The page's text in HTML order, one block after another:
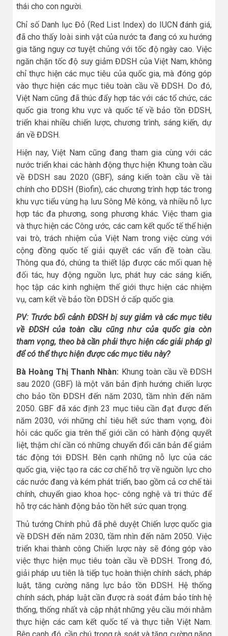
thái cho con người.
Chỉ số Danh lục Đỏ (Red List Index) do IUCN đánh giá,
đã cho thấy loài sinh vật của nước ta đang có xu hướng
gia tăng nguy cơ tuyệt chủng với tốc độ ngày cao. Việc
ngăn chặn tốc độ suy giảm ĐDSH của Việt Nam, không
chỉ thực hiện các mục tiêu của quốc gia, mà đóng góp
vào thực hiện các mục tiêu toàn cầu về ĐDSH. Do đó,
Việt Nam cũng đã thúc đẩy hợp tác với các tổ chức, các
quốc gia trong khu vực và quốc tế về bảo tồn ĐDSH,
triển khai nhiều chiến lược, chương trình, sáng kiến, dự
án về ĐDSH.
Hiện nay, Việt Nam cũng đang tham gia cùng với các
nước triển khai các hành động thực hiện Khung toàn cầu
về ĐDSH sau 2020 (GBF), sáng kiến toàn cầu về tài
chính cho ĐDSH (Biofin), các chương trình hợp tác trong
khu vực tiểu vùng hạ lưu Sông Mê kông, và nhiều nỗ lực
hợp tác đa phương, song phương khác. Việc tham gia
và thực hiện các Công ước, các cam kết quốc tế thể hiện
vai trò, trách nhiệm của Việt Nam trong việc cùng với
cộng đồng quốc tế giải quyết các vấn đề toàn cầu.
Thông qua đó, chúng ta thiết lập được các mối quan hệ
đối tác, huy động nguồn lực, phát huy các sáng kiến,
học tập các kinh nghiệm thế giới thực hiện các nhiệm
vụ, cam kết về bảo tồn ĐDSH ở cấp quốc gia.
PV: Trước bối cảnh ĐDSH bị suy giảm và các mục tiêu
về ĐDSH của toàn cầu cũng như của quốc gia còn
tham vọng, theo bà cần phải thực hiện các giải pháp gì
để có thể thực hiện được các mục tiêu này?
Bà Hoàng Thị Thanh Nhàn: Khung toàn cầu về ĐDSH
sau 2020 (GBF) là một văn bản định hướng chiến lược
cho bảo tồn ĐDSH đến năm 2030, tầm nhìn đến năm
2050. GBF đã xác định 23 mục tiêu cần đạt được đến
năm 2030, với những chỉ tiêu hết sức tham vọng, đòi
hỏi các quốc gia trên thế giới cần có hành động quyết
liệt, thậm chí cần có những chuyển đổi căn bản để giảm
tác động tới ĐDSH. Bên cạnh những nỗ lực của các
quốc gia, việc tạo ra các cơ chế hỗ trợ về nguồn lực cho
các nước đang và kém phát triển, bao gồm cả cơ chế tài
chính, chuyển giao khoa học- công nghệ và tri thức để
hỗ trợ các hành động bảo tồn hết sức quan trọng.
Thủ tướng Chính phủ đã phê duyệt Chiến lược quốc gia
về ĐDSH đến năm 2030, tầm nhìn đến năm 2050. Việc
triển khai thành công Chiến lược này sẽ đóng góp vào
việc thực hiện mục tiêu toàn cầu về ĐDSH. Trong đó,
giải pháp ưu tiên là tiếp tục hoàn thiện chính sách, pháp
luật, tăng cường năng lực bảo tồn ĐDSH. Hệ thống
chính sách, pháp luật cần được rà soát đảm bảo tính hệ
thống, thống nhất và cập nhật những yêu cầu mới nhằm
thực hiện các cam kết quốc tế và thực tiễn Việt Nam.